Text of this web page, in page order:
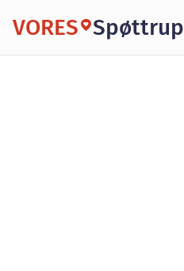
VORES Spøttrup